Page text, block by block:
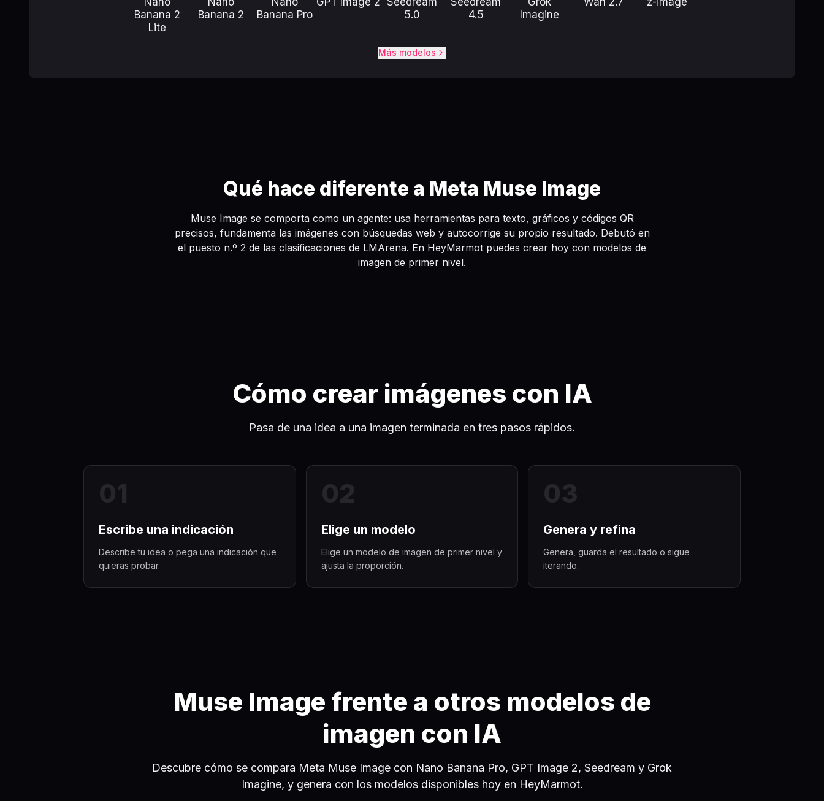
Banana 2
Lite
Banana 2
Banana Pro
5.0
4.5
Imagine
Más modelos
Qué hace diferente a Meta Muse Image
Muse Image se comporta como un agente: usa herramientas para texto, gráficos y códigos QR
precisos, fundamenta las imágenes con búsquedas web y autocorrige su propio resultado. Debutó en
el puesto n.º 2 de las clasificaciones de LMArena. En HeyMarmot puedes crear hoy con modelos de
imagen de primer nivel.
Cómo crear imágenes con IA
Pasa de una idea a una imagen terminada en tres pasos rápidos.
01
Escribe una indicación
Describe tu idea o pega una indicación que
quieras probar.
02
Elige un modelo
Elige un modelo de imagen de primer nivel y
ajusta la proporción.
03
Genera y refina
Genera, guarda el resultado o sigue
iterando.
Muse Image frente a otros modelos de
imagen con IA
Descubre cómo se compara Meta Muse Image con Nano Banana Pro, GPT Image 2, Seedream y Grok
Imagine, y genera con los modelos disponibles hoy en HeyMarmot.